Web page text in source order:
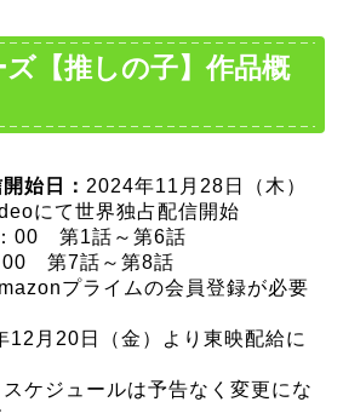
ズ【推しの子】作品概
始日： 2024年11月28日（木）
にて世界独占配信開始
00 第1話～第6話
00 第7話～第8話
プライムの会員登録が必要
12月20日（金）より東映配給に
ケジュールは予告なく変更にな